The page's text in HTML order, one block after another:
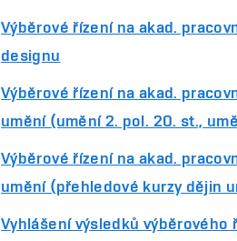
Výběrové řízení na akad.
designu
Výběrové řízení na akad.
umění (umění 2. pol. 20. st.,
Výběrové řízení na akad.
umění (přehledové kurzy dějin
Vyhlášení výsledků